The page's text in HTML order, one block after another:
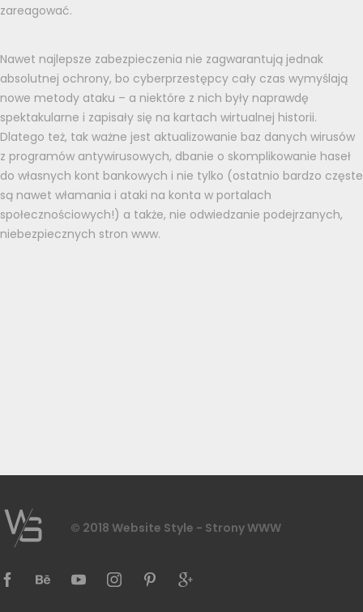
zareagować.
Nawet najlepsze zabezpieczenia nie zagwarantują jednak
absolutnej ochrony, bo cyberprzestępcy cały czas wymyślają
nowe metody ataku – a niektóre z nich były naprawdę
spektakularne i zapisały się na kartach wirtualnej historii.
Dlatego też, tak ważne jest aktualizowanie baz danych wirusów
z programów antywirusowych, dbanie o skomplikowanie haseł
do własnych kont bankowych i nie tylko (ostatnio bardzo częste
są nawet włamania i ataki na konta w portalach
społecznościowych!) a także, nie odwiedzanie podejrzanych,
niebezpiecznych stron www.
© 2018 Website Style - Strony WWW